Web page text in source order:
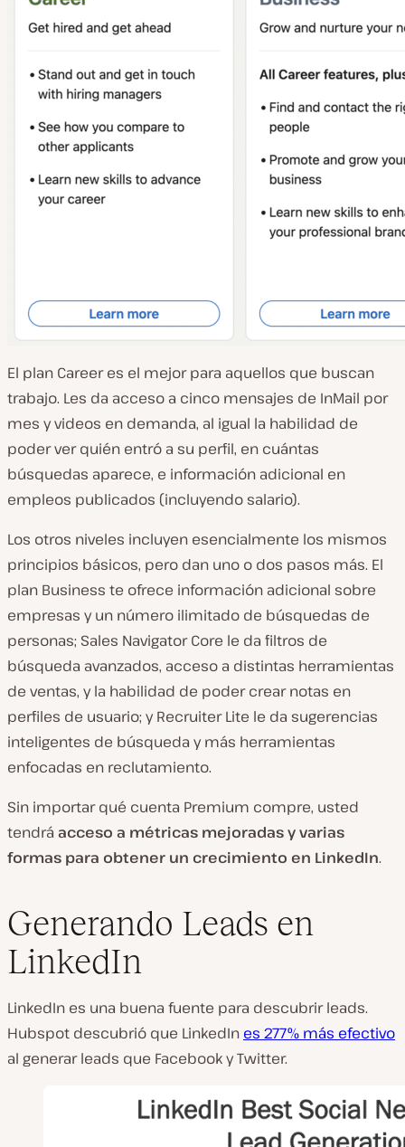
El plan Career es el mejor para aquellos que buscan
trabajo. Les da acceso a cinco mensajes de InMail por
mes y videos en demanda, al igual la habilidad de
poder ver quién entró a su perfil, en cuántas
búsquedas aparece, e información adicional en
empleos publicados (incluyendo salario).
Los otros niveles incluyen esencialmente los mismos
principios básicos, pero dan uno o dos pasos más. El
plan Business te ofrece información adicional sobre
empresas y un número ilimitado de búsquedas de
personas; Sales Navigator Core le da filtros de
búsqueda avanzados, acceso a distintas herramientas
de ventas, y la habilidad de poder crear notas en
perfiles de usuario; y Recruiter Lite le da sugerencias
inteligentes de búsqueda y más herramientas
enfocadas en reclutamiento.
Sin importar qué cuenta Premium compre, usted
tendrá acceso a métricas mejoradas y varias
formas para obtener un crecimiento en LinkedIn.
Generando Leads en
LinkedIn
LinkedIn es una buena fuente para descubrir leads.
Hubspot descubrió que LinkedIn es 277% más efectivo
al generar leads que Facebook y Twitter.